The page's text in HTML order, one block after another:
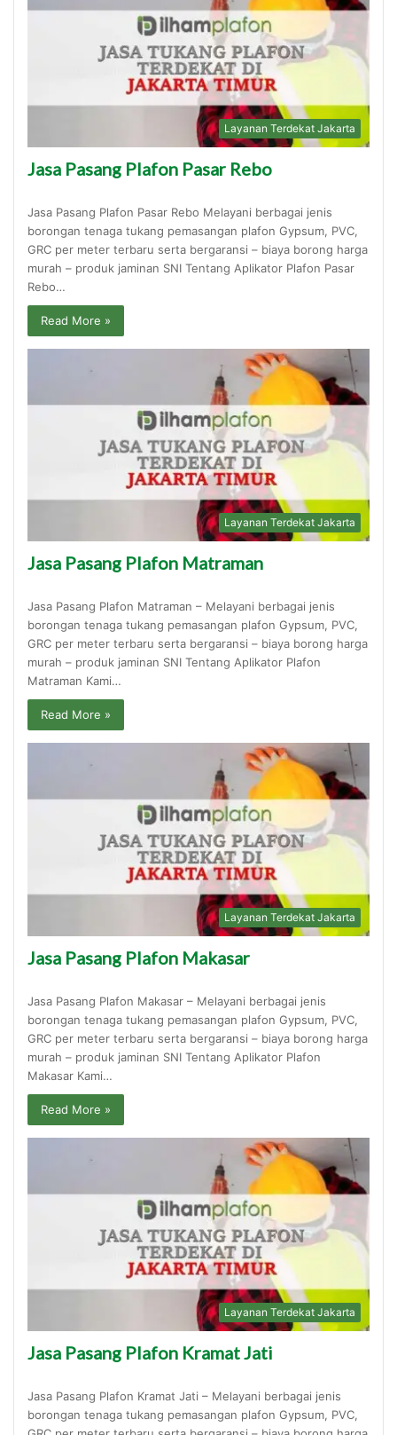
Layanan Terdekat Jakarta
Jasa Pasang Plafon Pasar Rebo
Jasa Pasang Plafon Pasar Rebo Melayani berbagai jenis
borongan tenaga tukang pemasangan plafon Gypsum, PVC,
GRC per meter terbaru serta bergaransi – biaya borong harga
murah – produk jaminan SNI Tentang Aplikator Plafon Pasar
Rebo…
Read More »
Layanan Terdekat Jakarta
Jasa Pasang Plafon Matraman
Jasa Pasang Plafon Matraman – Melayani berbagai jenis
borongan tenaga tukang pemasangan plafon Gypsum, PVC,
GRC per meter terbaru serta bergaransi – biaya borong harga
murah – produk jaminan SNI Tentang Aplikator Plafon
Matraman Kami…
Read More »
Layanan Terdekat Jakarta
Jasa Pasang Plafon Makasar
Jasa Pasang Plafon Makasar – Melayani berbagai jenis
borongan tenaga tukang pemasangan plafon Gypsum, PVC,
GRC per meter terbaru serta bergaransi – biaya borong harga
murah – produk jaminan SNI Tentang Aplikator Plafon
Makasar Kami…
Read More »
Layanan Terdekat Jakarta
Jasa Pasang Plafon Kramat Jati
Jasa Pasang Plafon Kramat Jati – Melayani berbagai jenis
borongan tenaga tukang pemasangan plafon Gypsum, PVC,